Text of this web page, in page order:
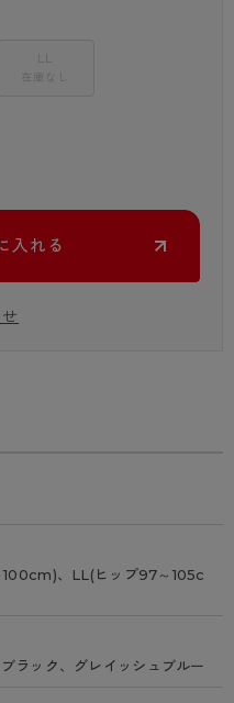
LL
在庫なし
入れる
、LL(ヒップ97～105c
ラック、グレイッシュブルー